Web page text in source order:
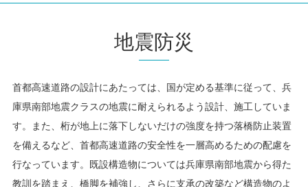
地震防災
首都高速道路の設計にあたっては、国が定める基準に従って、兵
庫県南部地震クラスの地震に耐えられるよう設計、施工していま
す。また、桁が地上に落下しないだけの強度を持つ落橋防止装置
を備えるなど、首都高速道路の安全性を一層高めるための配慮を
行なっています。既設構造物については兵庫県南部地震から得た
教訓を踏まえ、橋脚を補強し、さらに支承の改築など構造物のよ